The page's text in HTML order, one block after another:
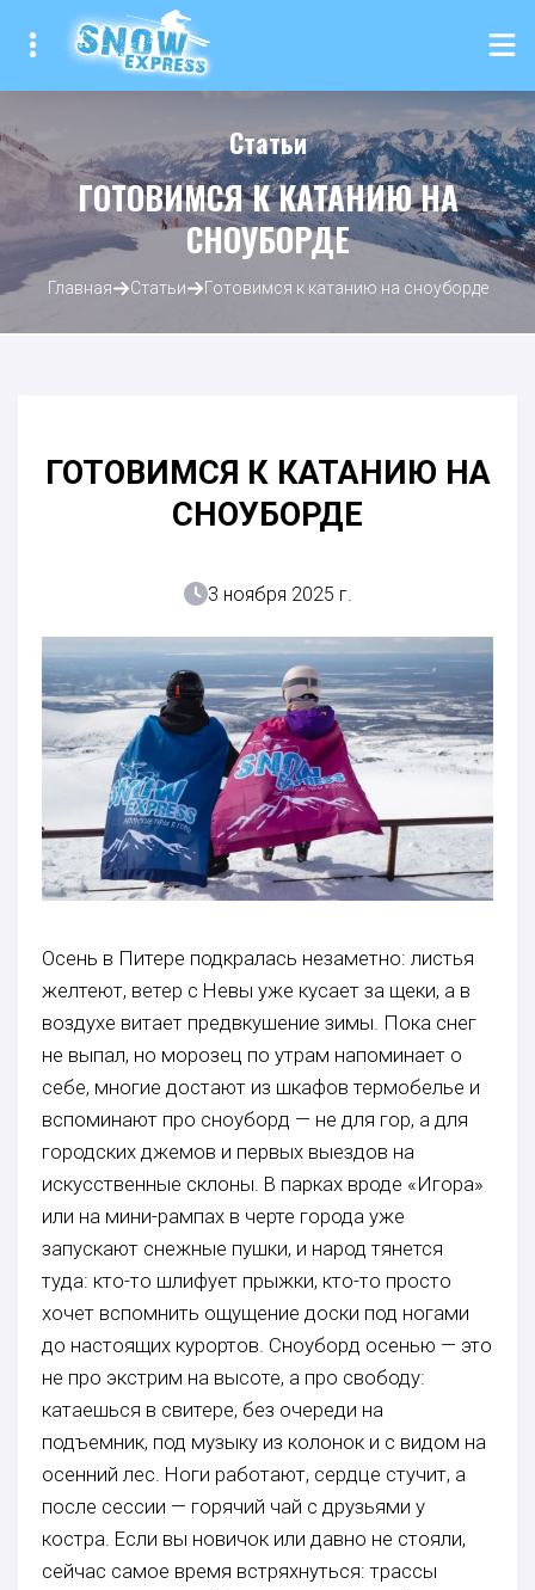
Статьи
ГОТОВИМСЯ К КАТАНИЮ НА
СНОУБОРДЕ
Главная Статьи Готовимся к катанию на сноуборде
ГОТОВИМСЯ К КАТАНИЮ НА
СНОУБОРДЕ
3 ноября 2025 г.
Осень в Питере подкралась незаметно: листья
желтеют, ветер с Невы уже кусает за щеки, а в
воздухе витает предвкушение зимы. Пока снег
не выпал, но морозец по утрам напоминает о
себе, многие достают из шкафов термобелье и
вспоминают про сноуборд — не для гор, а для
городских джемов и первых выездов на
искусственные склоны. В парках вроде «Игора»
или на мини-рампах в черте города уже
запускают снежные пушки, и народ тянется
туда: кто-то шлифует прыжки, кто-то просто
хочет вспомнить ощущение доски под ногами
до настоящих курортов. Сноуборд осенью — это
не про экстрим на высоте, а про свободу:
катаешься в свитере, без очереди на
подъемник, под музыку из колонок и с видом на
осенний лес. Ноги работают, сердце стучит, а
после сессии — горячий чай с друзьями у
костра. Если вы новичок или давно не стояли,
сейчас самое время встряхнуться: трассы